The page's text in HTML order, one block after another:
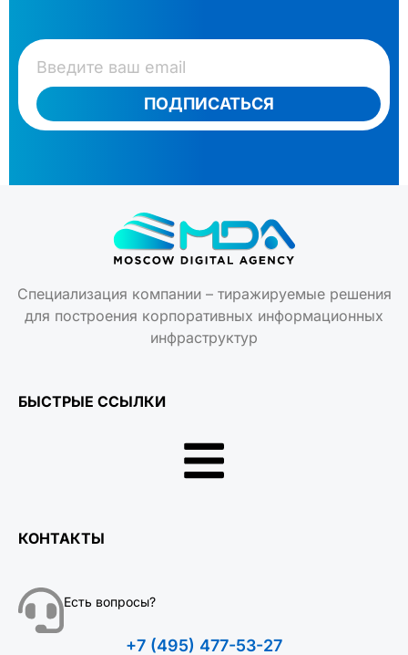
ПОДПИСАТЬСЯ
Специализация компании – тиражируемые решения
для построения корпоративных информационных
инфраструктур
БЫСТРЫЕ ССЫЛКИ
КОНТАКТЫ
Есть вопросы?
+7 (495) 477-53-27